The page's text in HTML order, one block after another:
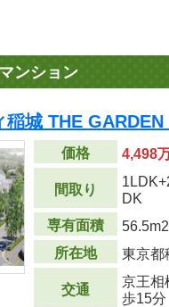
ンション
稲城 THE
価格 4,498
間取り
DK
専有面積
56.5m2
所在地
東京都
交通
京王相
歩15分